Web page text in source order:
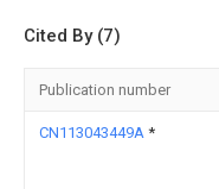
Cited By (7)
Publication number
CN113043449A *